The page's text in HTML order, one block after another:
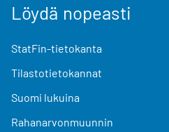
Löydä nopeasti
StatFin-tietokanta
Tilastotietokannat
Suomi lukuina
Rahanarvonmuunnin